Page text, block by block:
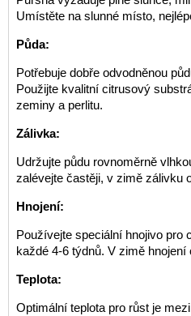
Umístěte na slunné místo,
Půda:
Potřebuje dobře odvodněnou
Použijte kvalitní citrusový
zeminy a perlitu.
Zálivka:
Udržujte půdu rovnoměrně
zalévejte častěji, v zimě zálivku
Hnojení:
Používejte speciální hnojivo pro
každé 4-6 týdnů. V zimě
Teplota:
Optimální teplota pro růst je